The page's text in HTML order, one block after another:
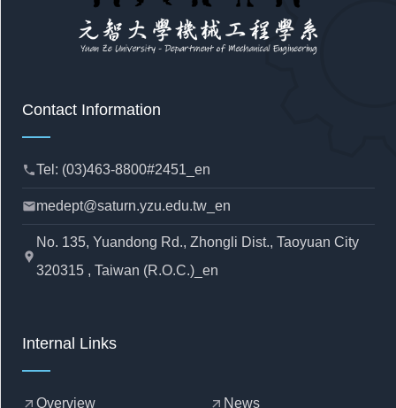
Contact Information
phoneTel: (03)463-8800#2451_en
mailmedept@saturn.yzu.edu.tw_en
location_pin
No. 135, Yuandong Rd., Zhongli Dist., Taoyuan City
320315 , Taiwan (R.O.C.)_en
Internal Links
arrow_outward Overview arrow_outward News